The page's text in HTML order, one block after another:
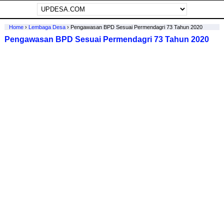
Home› Lembaga Desa› Pengawasan BPD Sesuai Permendagri 73 Tahun 2020
Pengawasan BPD Sesuai Permendagri 73 Tahun 2020